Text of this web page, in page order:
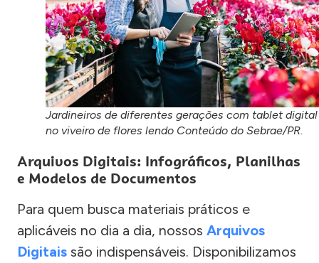
Jardineiros de diferentes gerações com tablet digital
no viveiro de flores lendo Conteúdo do Sebrae/PR.
Arquivos Digitais: Infográficos, Planilhas
e Modelos de Documentos
Para quem busca materiais práticos e
aplicáveis no dia a dia, nossos Arquivos
Digitais são indispensáveis. Disponibilizamos